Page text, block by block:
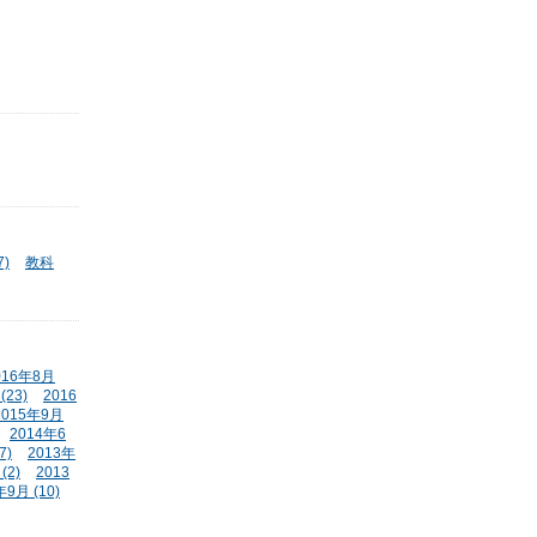
教科
年8月
2016
年9月
2014年6
2013年
2013
9月 (10)